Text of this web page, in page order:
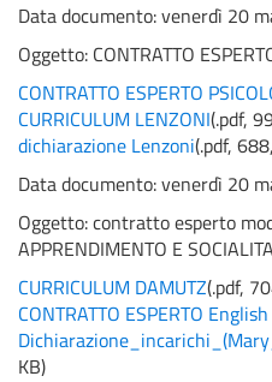
Data documento: venerdì 20
Oggetto: CONTRATTO
CONTRATTO ESPERTO
CURRICULUM LENZONI(.pdf,
dichiarazione Lenzoni(.pdf,
Data documento: venerdì 20
Oggetto:contratto esperto
APPRENDIMENTO E
CURRICULUM DAMUTZ(.pdf,
CONTRATTO ESPERTO
KB)